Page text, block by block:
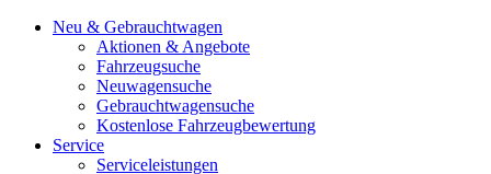
Neu & Gebrauchtwagen
Aktionen & Angebote
Fahrzeugsuche
Neuwagensuche
Gebrauchtwagensuche
Kostenlose Fahrzeugbewertung
Service
Serviceleistungen